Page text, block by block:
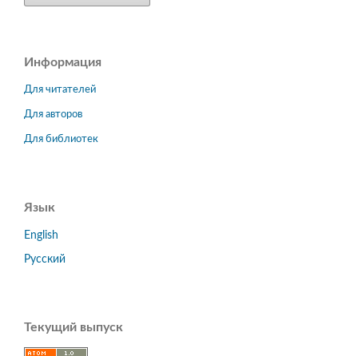
Информация
Для читателей
Для авторов
Для библиотек
Язык
English
Русский
Текущий выпуск